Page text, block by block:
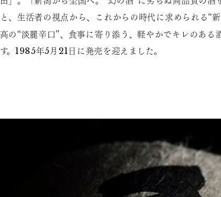
と、生活者の視点から、これからの時代に求められる“
高の“淡麗辛口”、食事に寄り添う、軽やかでキレのある
す。1985年5月21日に発売を迎えました。